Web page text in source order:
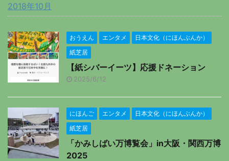
2018年10月
おうえん エンタメ
日本文化（にほんぶんか）
紙芝居
【紙シバーイーツ】応援ドネーション
2025/6/12
にほんご エンタメ
日本文化（にほんぶんか）
紙芝居
「かみしばい万博覧会」in大阪・関西万博
2025